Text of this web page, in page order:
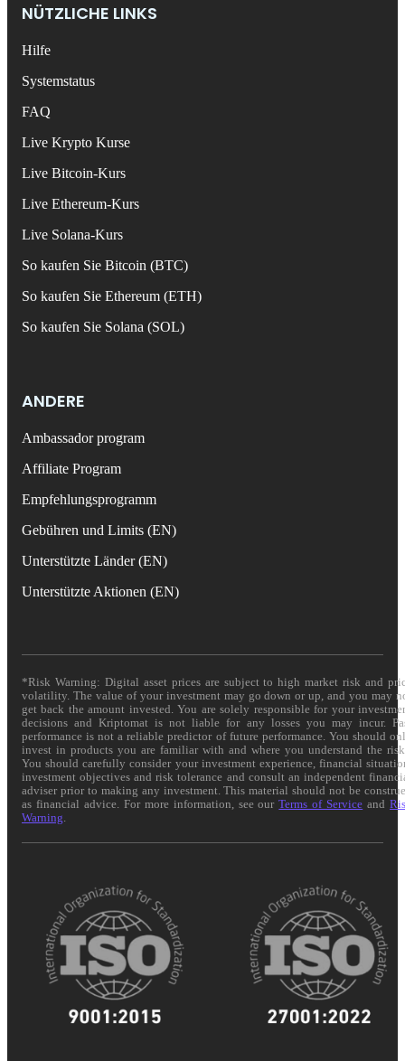
NÜTZLICHE LINKS
Hilfe
Systemstatus
FAQ
Live Krypto Kurse
Live Bitcoin-Kurs
Live Ethereum-Kurs
Live Solana-Kurs
So kaufen Sie Bitcoin (BTC)
So kaufen Sie Ethereum (ETH)
So kaufen Sie Solana (SOL)
ANDERE
Ambassador program
Affiliate Program
Empfehlungsprogramm
Gebühren und Limits (EN)
Unterstützte Länder (EN)
Unterstützte Aktionen (EN)
*Risk Warning: Digital asset prices are subject to high market risk and
volatility. The value of your investment may go down or up, and you may
get back the amount invested. You are solely responsible for your
decisions and Kriptomat is not liable for any losses you may incur.
performance is not a reliable predictor of future performance. You should
invest in products you are familiar with and where you understand the
You should carefully consider your investment experience, financial
investment objectives and risk tolerance and consult an independent
adviser prior to making any investment. This material should not be
as financial advice. For more information, see ourTerms of Service and
Warning